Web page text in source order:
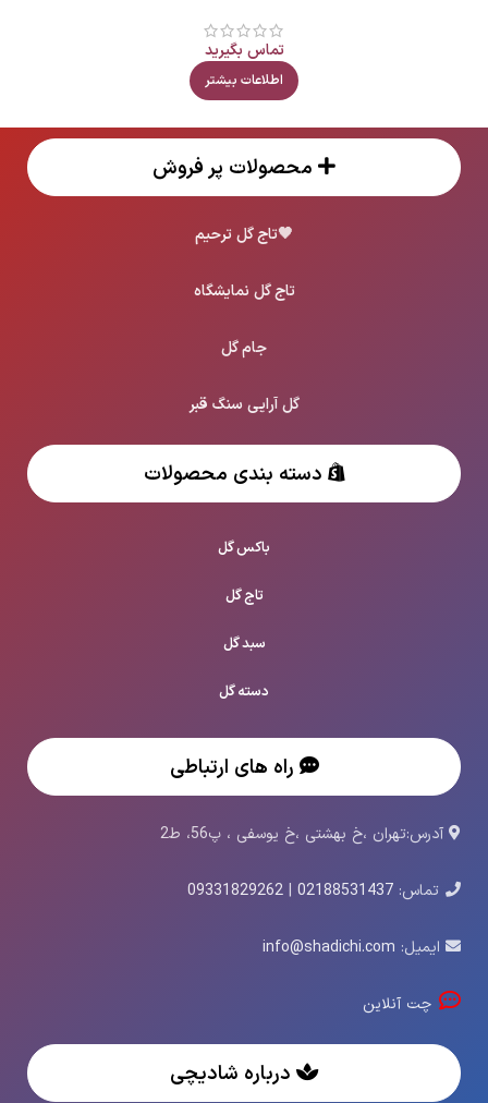
تماس بگیرید
اطلاعات بیشتر
محصولات پر فروش
🖤تاج گل ترحیم
تاج گل نمایشگاه
جام گل
گل آرایی سنگ قبر
دسته بندی محصولات
باکس گل
تاج گل
سبد گل
دسته گل
راه های ارتباطی
آدرس:تهران ،خ بهشتی ،خ یوسفی ، پ56، ط2
تماس: 02188531437
|
09331829262
ایمیل: info@shadichi.com
چت آنلاین
درباره شادیچی